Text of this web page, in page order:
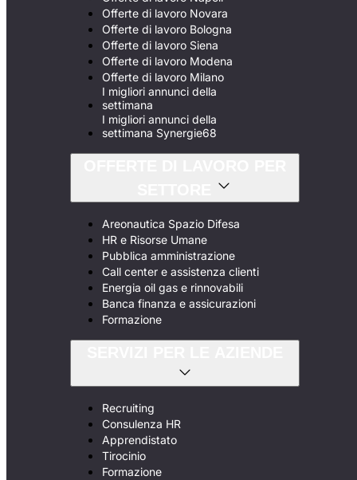
Offerte di lavoro Novara
Offerte di lavoro Bologna
Offerte di lavoro Siena
Offerte di lavoro Modena
Offerte di lavoro Milano
I migliori annunci della
settimana
I migliori annunci della
settimana Synergie68
Areonautica Spazio Difesa
HR e Risorse Umane
Pubblica amministrazione
Call center e assistenza clienti
Energia oil gas e rinnovabili
Banca finanza e assicurazioni
Formazione
Recruiting
Consulenza HR
Apprendistato
Tirocinio
Formazione